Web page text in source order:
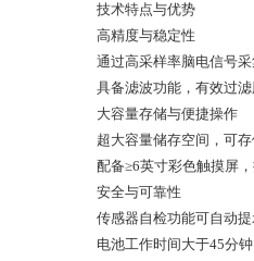
技术特点与优势
高精度与稳定性
通过高采样率脑电信号
具备滤波功能，有效过
大容量存储与便捷操作
超大容量储存空间，可
配备≥6英寸彩色触摸屏
安全与可靠性
传感器自检功能可自动
电池工作时间大于45分